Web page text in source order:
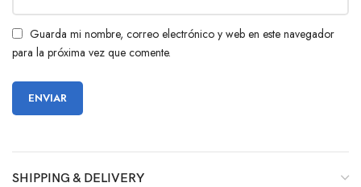
Guarda mi nombre, correo electrónico y web en este navegador
para la próxima vez que comente.
SHIPPING & DELIVERY